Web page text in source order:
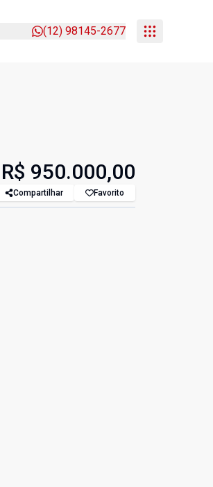
(12) 98145-2677
R$ 950.000,00
Compartilhar Favorito